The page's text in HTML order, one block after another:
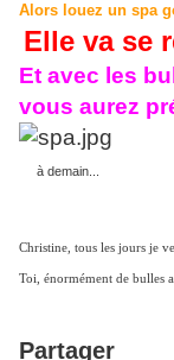
Alors louez un spa
Elle va se
Et avec les
vous aurez
à demain...
Christine, tous les jours je
Toi, énormément de bulles
Partager